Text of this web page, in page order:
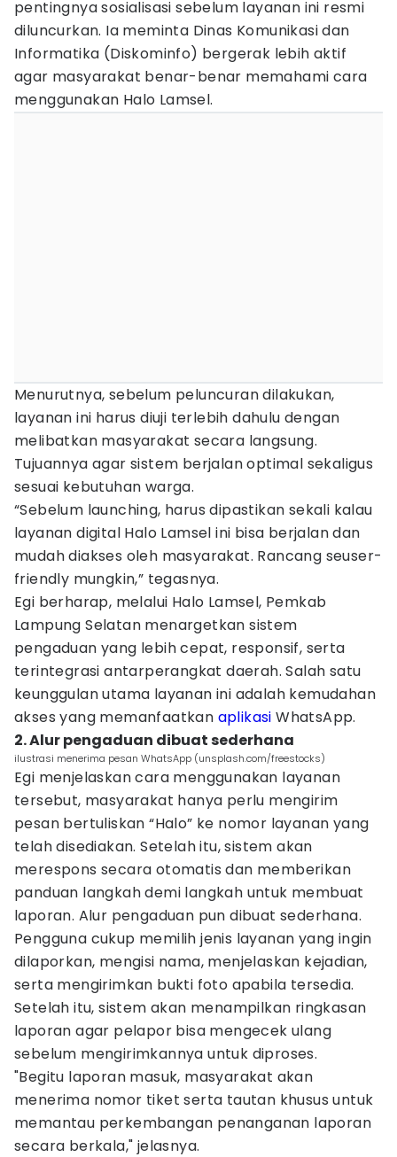
pentingnya sosialisasi sebelum layanan ini resmi
diluncurkan. Ia meminta Dinas Komunikasi dan
Informatika (Diskominfo) bergerak lebih aktif
agar masyarakat benar-benar memahami cara
menggunakan Halo Lamsel.
Menurutnya, sebelum peluncuran dilakukan,
layanan ini harus diuji terlebih dahulu dengan
melibatkan masyarakat secara langsung.
Tujuannya agar sistem berjalan optimal sekaligus
sesuai kebutuhan warga.
“Sebelum launching, harus dipastikan sekali kalau
layanan digital Halo Lamsel ini bisa berjalan dan
mudah diakses oleh masyarakat. Rancang seuser-
friendly mungkin,” tegasnya.
Egi berharap, melalui Halo Lamsel, Pemkab
Lampung Selatan menargetkan sistem
pengaduan yang lebih cepat, responsif, serta
terintegrasi antarperangkat daerah. Salah satu
keunggulan utama layanan ini adalah kemudahan
akses yang memanfaatkan aplikasi WhatsApp.
2. Alur pengaduan dibuat sederhana
ilustrasi menerima pesan WhatsApp (unsplash.com/freestocks)
Egi menjelaskan cara menggunakan layanan
tersebut, masyarakat hanya perlu mengirim
pesan bertuliskan “Halo” ke nomor layanan yang
telah disediakan. Setelah itu, sistem akan
merespons secara otomatis dan memberikan
panduan langkah demi langkah untuk membuat
laporan. Alur pengaduan pun dibuat sederhana.
Pengguna cukup memilih jenis layanan yang ingin
dilaporkan, mengisi nama, menjelaskan kejadian,
serta mengirimkan bukti foto apabila tersedia.
Setelah itu, sistem akan menampilkan ringkasan
laporan agar pelapor bisa mengecek ulang
sebelum mengirimkannya untuk diproses.
"Begitu laporan masuk, masyarakat akan
menerima nomor tiket serta tautan khusus untuk
memantau perkembangan penanganan laporan
secara berkala," jelasnya.